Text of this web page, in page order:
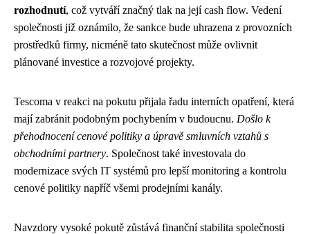
rozhodnutí, což vytváří značný tlak na její cash flow. Vedení
společnosti již oznámilo, že sankce bude uhrazena z provozních
prostředků firmy, nicméně tato skutečnost může ovlivnit
plánované investice a rozvojové projekty.
Tescoma v reakci na pokutu přijala řadu interních opatření, která
mají zabránit podobným pochybením v budoucnu. Došlo k
přehodnocení cenové politiky a úpravě smluvních vztahů s
obchodními partnery. Společnost také investovala do
modernizace svých IT systémů pro lepší monitoring a kontrolu
cenové politiky napříč všemi prodejními kanály.
Navzdory vysoké pokutě zůstává finanční stabilita společnosti